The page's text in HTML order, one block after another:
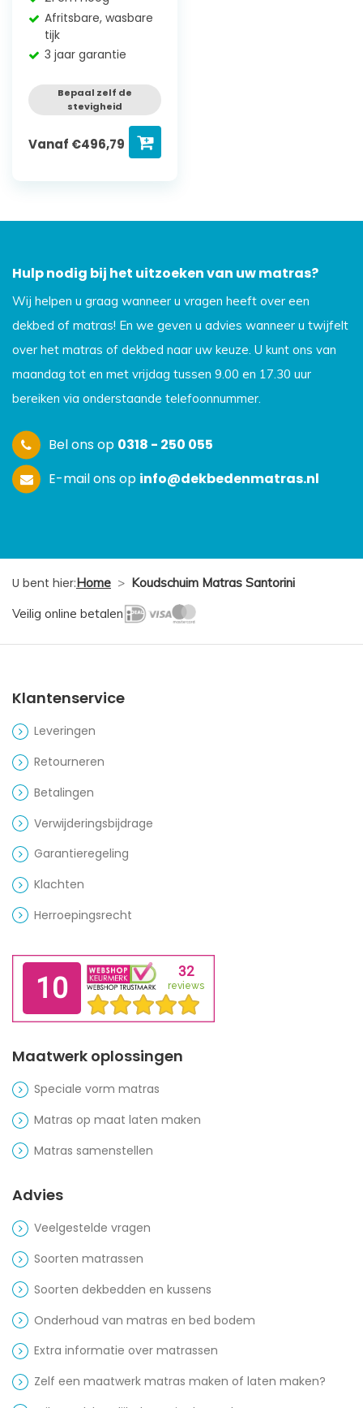
Afritsbare, wasbare
tijk
3 jaar garantie
Bepaal zelf de
stevigheid
Vanaf €496,79
Hulp nodig bij het uitzoeken van uw matras?
Wij helpen u graag wanneer u vragen heeft over een
dekbed of matras! En we geven u advies wanneer u twijfelt
over het matras of dekbed naar uw keuze. U kunt ons van
maandag tot en met vrijdag tussen 9.00 en 17.30 uur
bereiken via onderstaande telefoonnummer.
Bel ons op 0318 - 250 055
E-mail ons op info@dekbedenmatras.nl
U bent hier:Home > Koudschuim Matras Santorini
Veilig online betalen
Klantenservice
Leveringen
Retourneren
Betalingen
Verwijderingsbijdrage
Garantieregeling
Klachten
Herroepingsrecht
Maatwerk oplossingen
Speciale vorm matras
Matras op maat laten maken
Matras samenstellen
Advies
Veelgestelde vragen
Soorten matrassen
Soorten dekbedden en kussens
Onderhoud van matras en bed bodem
Extra informatie over matrassen
Zelf een maatwerk matras maken of laten maken?